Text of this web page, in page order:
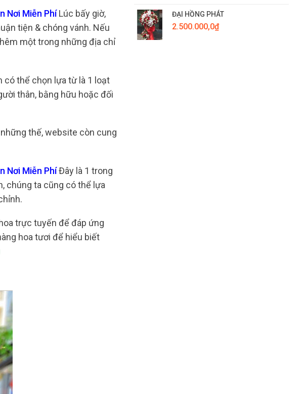
Nơi Miễn PhíLúc bấy giờ,
tiện & chóng vánh. Nếu
một trong những địa chỉ
có thể chọn lựa từ là 1 loạt
thân, bằng hữu hoặc đối
thế, website còn cung
Nơi Miễn PhíĐây là 1 trong
chúng ta cũng có thể lựa
trực tuyến để đáp ứng
hoa tươi để hiểu biết
ĐẠI HỒNG PHÁT
2.500.000,0₫